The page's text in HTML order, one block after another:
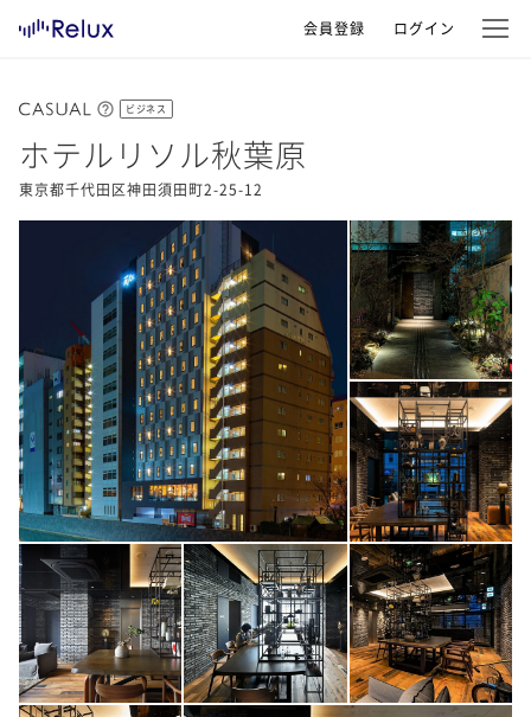
会員登録 ログイン
ビジネス
ホテルリソル秋葉原
東京都千代田区神田須田町2-25-12